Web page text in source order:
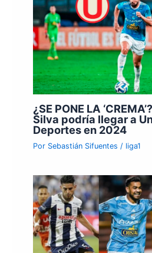
¿SE PONE LA
Silva podría llegar a
Deportes en 2024
Por Sebastián Sifuentes / liga1